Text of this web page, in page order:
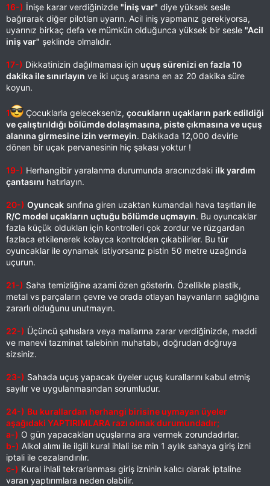
16-) İnişe karar verdiğinizde "İniş var" diye yüksek sesle
bağırarak diğer pilotları uyarın. Acil iniş yapmanız gerekiyorsa,
uyarınız birkaç defa ve mümkün olduğunca yüksek bir sesle "Acil
iniş var" şeklinde olmalıdır.
17-) Dikkatinizin dağılmaması için uçuş sürenizi en fazla 10
dakika ile sınırlayın ve iki uçuş arasına en az 20 dakika süre
koyun.
1 Çocuklarla gelecekseniz, çocukların uçakların park edildiği
ve çalıştırıldığı bölümde dolaşmasına, piste çıkmasına ve uçuş
alanına girmesine izin vermeyin. Dakikada 12,000 devirle
dönen bir uçak pervanesinin hiç şakası yoktur !
19-) Herhangibir yaralanma durumunda aracınızdaki ilk yardım
çantasını hatırlayın.
20-) Oyuncak sınıfına giren uzaktan kumandalı hava taşıtları ile
R/C model uçakların uçtuğu bölümde uçmayın. Bu oyuncaklar
fazla küçük oldukları için kontrolleri çok zordur ve rüzgardan
fazlaca etkilenerek kolayca kontrolden çıkabilirler. Bu tür
oyuncaklar ile oynamak istiyorsanız pistin 50 metre uzağında
uçurun.
21-) Saha temizliğine azami özen gösterin. Özellikle plastik,
metal vs parçaların çevre ve orada otlayan hayvanların sağlığına
zararlı olduğunu unutmayın.
22-) Üçüncü şahıslara veya mallarına zarar verdiğinizde, maddi
ve manevi tazminat talebinin muhatabı, doğrudan doğruya
sizsiniz.
23-) Sahada uçuş yapacak üyeler uçuş kurallarını kabul etmiş
sayılır ve uygulanmasından sorumludur.
24-) Bu kurallardan herhangi birisine uymayan üyeler
aşağıdaki YAPTIRIMLARA razı olmak durumundadır;
a-) O gün yapacakları uçuşlarına ara vermek zorundadırlar.
b-) Alkol alımı ile ilgili kural ihlali ise min 1 aylık sahaya giriş izni
iptali ile cezalandırılır.
c-) Kural ihlali tekrarlanması giriş izninin kalıcı olarak iptaline
varan yaptırımlara neden olabilir.